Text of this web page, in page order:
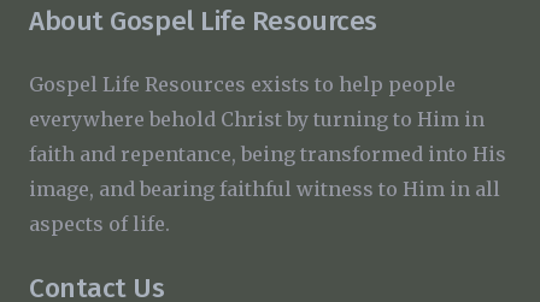
About Gospel Life Resources
Gospel Life Resources exists to help people
everywhere behold Christ by turning to Him in
faith and repentance, being transformed into His
image, and bearing faithful witness to Him in all
aspects of life.
Contact Us